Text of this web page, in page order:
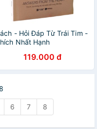
- Hỏi Đáp Từ Trái Tim -
Nhất Hạnh
119.000 đ
6 7 8